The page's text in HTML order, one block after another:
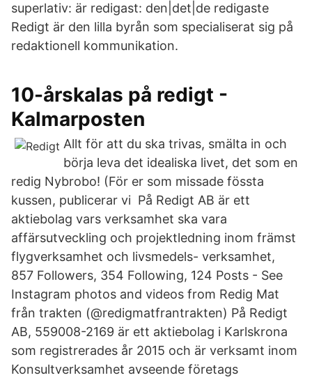
superlativ: är redigast: den|det|de redigaste
Redigt är den lilla byrån som specialiserat sig på
redaktionell kommunikation.
10-årskalas på redigt -
Kalmarposten
Allt för att du ska trivas, smälta in och
börja leva det idealiska livet, det som en
redig Nybrobo! (För er som missade fössta
kussen, publicerar vi På Redigt AB är ett
aktiebolag vars verksamhet ska vara
affärsutveckling och projektledning inom främst
flygverksamhet och livsmedels- verksamhet,
857 Followers, 354 Following, 124 Posts - See
Instagram photos and videos from Redig Mat
från trakten (@redigmatfrantrakten) På Redigt
AB, 559008-2169 är ett aktiebolag i Karlskrona
som registrerades år 2015 och är verksamt inom
Konsultverksamhet avseende företags